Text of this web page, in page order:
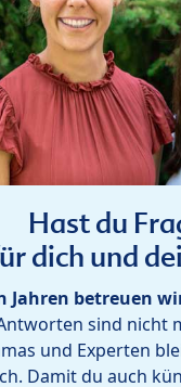
Hast du
dich und
Jahren betreuen
sind nicht
und Experten
Damit du auch